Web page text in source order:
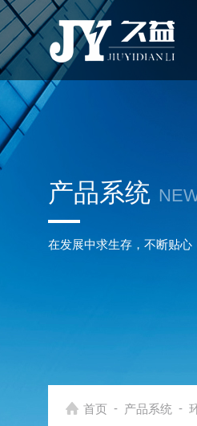
产品系统
在发展中求生存，不断贴
首页 - 产品系统 -